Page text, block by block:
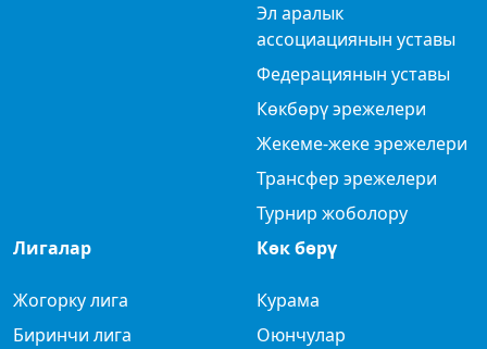
Эл аралык
ассоциациянын уставы
Федерациянын уставы
Көкбөрү эрежелери
Жекеме-жеке эрежелери
Трансфер эрежелери
Турнир жоболору
Лигалар
Жогорку лига
Биринчи лига
Көк бөрү
Курама
Оюнчулар